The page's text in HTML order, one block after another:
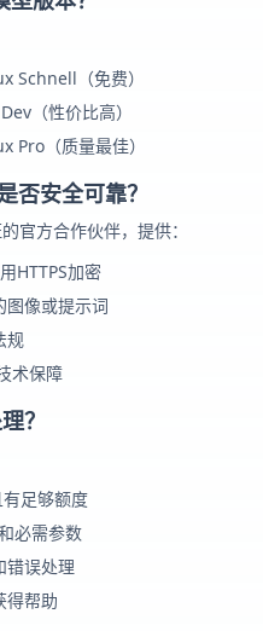
Schnell（免费）
（性价比高）
Pro（质量最佳）
安全可靠？
官方合作伙伴，提供：
HTTPS加密
图像或提示词
规
术保障
？
足够额度
必需参数
错误处理
得帮助